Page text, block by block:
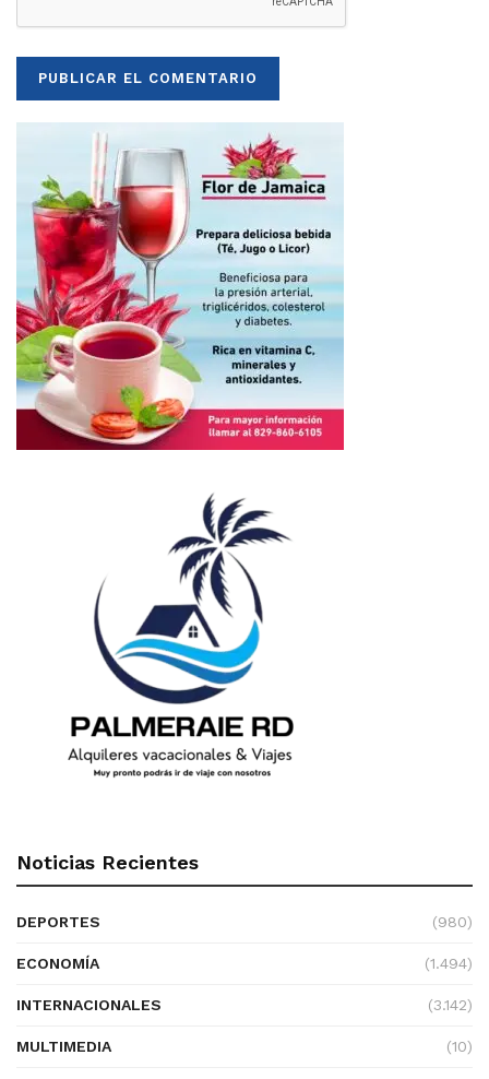
Noticias Recientes
DEPORTES (980)
ECONOMÍA (1.494)
INTERNACIONALES (3.142)
MULTIMEDIA (10)